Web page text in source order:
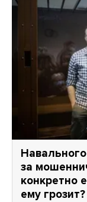
за
конкретно
ему грозит?